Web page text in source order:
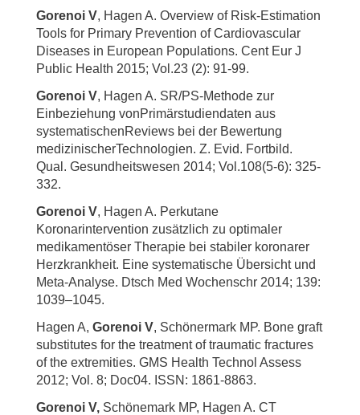
Gorenoi V, Hagen A. Overview of Risk-Estimation
Tools for Primary Prevention of Cardiovascular
Diseases in European Populations. Cent Eur J
Public Health 2015; Vol.23 (2): 91-99.
Gorenoi V, Hagen A. SR/PS-Methode zur
Einbeziehung vonPrimärstudiendaten aus
systematischenReviews bei der Bewertung
medizinischerTechnologien. Z. Evid. Fortbild.
Qual. Gesundheitswesen 2014; Vol.108(5-6): 325-
332.
Gorenoi V, Hagen A. Perkutane
Koronarintervention zusätzlich zu optimaler
medikamentöser Therapie bei stabiler koronarer
Herzkrankheit. Eine systematische Übersicht und
Meta-Analyse. Dtsch Med Wochenschr 2014; 139:
1039–1045.
Hagen A, Gorenoi V, Schönermark MP. Bone graft
substitutes for the treatment of traumatic fractures
of the extremities. GMS Health Technol Assess
2012; Vol. 8; Doc04. ISSN: 1861-8863.
Gorenoi V, Schönemark MP, Hagen A. CT